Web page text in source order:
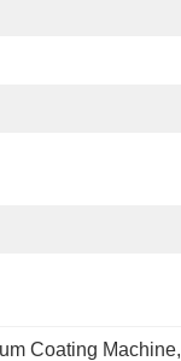
Coating Machine,